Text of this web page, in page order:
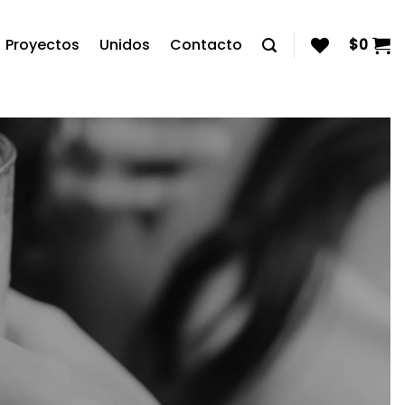
Proyectos Unidos Contacto $0